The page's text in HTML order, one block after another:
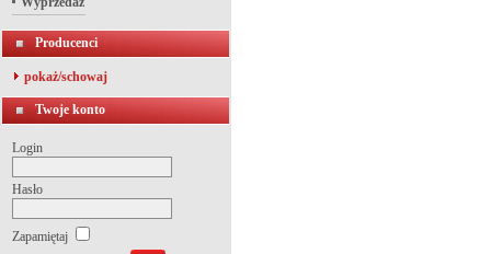
Producenci
pokaż/schowaj
Twoje konto
Login
Hasło
Zapamiętaj